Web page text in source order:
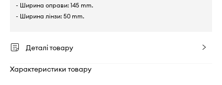
- Ширина оправи: 145 mm.
- Ширина лінзи: 50 mm.
Деталі товару
Характеристики товару